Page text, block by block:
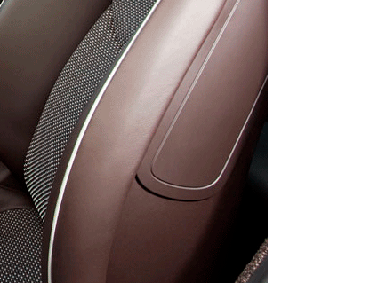
Премиум
10700
900